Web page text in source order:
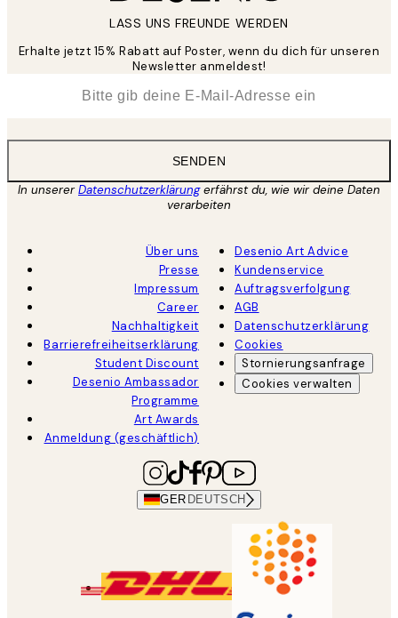
LASS UNS FREUNDE WERDEN
Erhalte jetzt 15% Rabatt auf Poster, wenn du dich für unseren
Newsletter anmeldest!
SENDEN
In unsererDatenschutzerklärungerfährst du, wie wir deine Daten
verarbeiten
Über uns
Presse
Impressum
Career
Nachhaltigkeit
Barrierefreiheitserklärung
Student Discount
Desenio Ambassador
Programme
Art Awards
Anmeldung (geschäftlich)
Desenio Art Advice
Kundenservice
Auftragsverfolgung
AGB
Datenschutzerklärung
Cookies
Stornierungsanfrage
Cookies verwalten
GER DEUTSCH